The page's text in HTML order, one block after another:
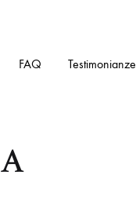
FAQ Testimonianze